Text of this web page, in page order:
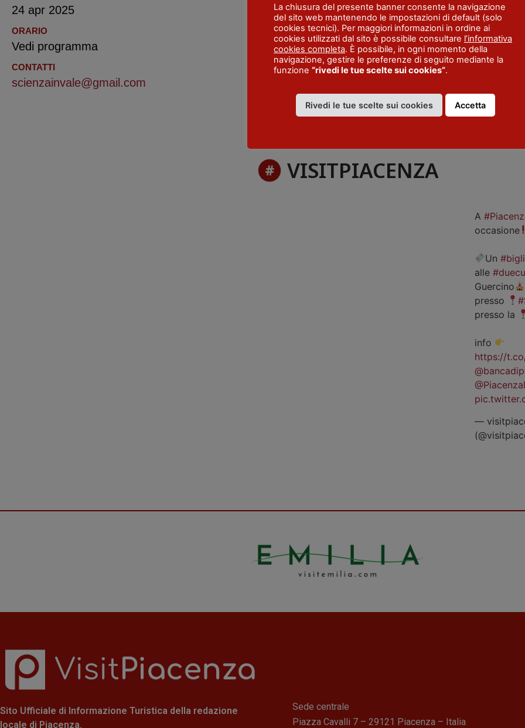
24 apr 2025
ORARIO
Vedi programma
CONTATTI
scienzainvale@gmail.com
VISITPIACENZA
A
occasione
Un
alle
Guercino
presso
presso la
info
https://
—
Sito Ufficiale di Informazione Turistica della redazione
locale di Piacenza.
Sede centrale
Piazza Cavalli 7 – 29121 Piacenza – Italia
La chiusura del presente banner consente la navigazione
del sito web mantenendo le impostazioni di default (solo
cookies tecnici). Per maggiori informazioni in ordine ai
cookies utilizzati dal sito è possibile consultare l’informativa
cookies completa. È possibile, in ogni momento della
navigazione, gestire le preferenze di seguito mediante la
funzione “rivedi le tue scelte sui cookies”.
Rivedi le tue scelte sui cookies Accetta